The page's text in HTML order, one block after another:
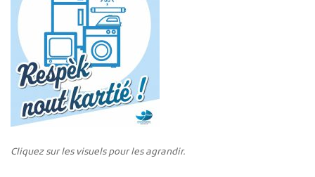
Cliquez sur les visuels pour les agrandir.